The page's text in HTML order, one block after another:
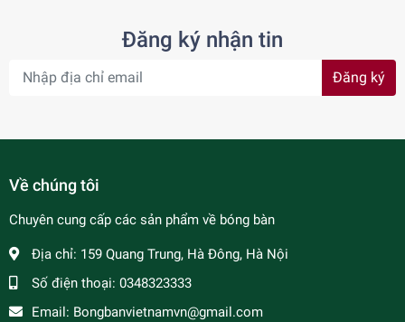
Đăng ký nhận tin
Đăng ký
Về chúng tôi
Chuyên cung cấp các sản phẩm về bóng bàn
Địa chỉ: 159 Quang Trung, Hà Đông, Hà Nội
Số điện thoại: 0348323333
Email: Bongbanvietnamvn@gmail.com